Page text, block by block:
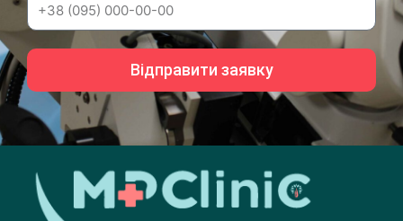
Відправити заявку